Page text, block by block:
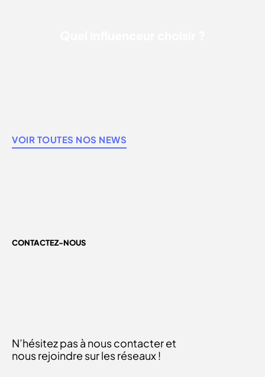
VOIR TOUTES NOS NEWS
CONTACTEZ-NOUS
N’hésitez pas à nous contacter et
nous rejoindre sur les réseaux !